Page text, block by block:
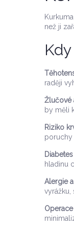
než ji
raději
Žlučové
by měli
Riziko
poruchy
hladinu
Alergie
vyrážku,
Operace